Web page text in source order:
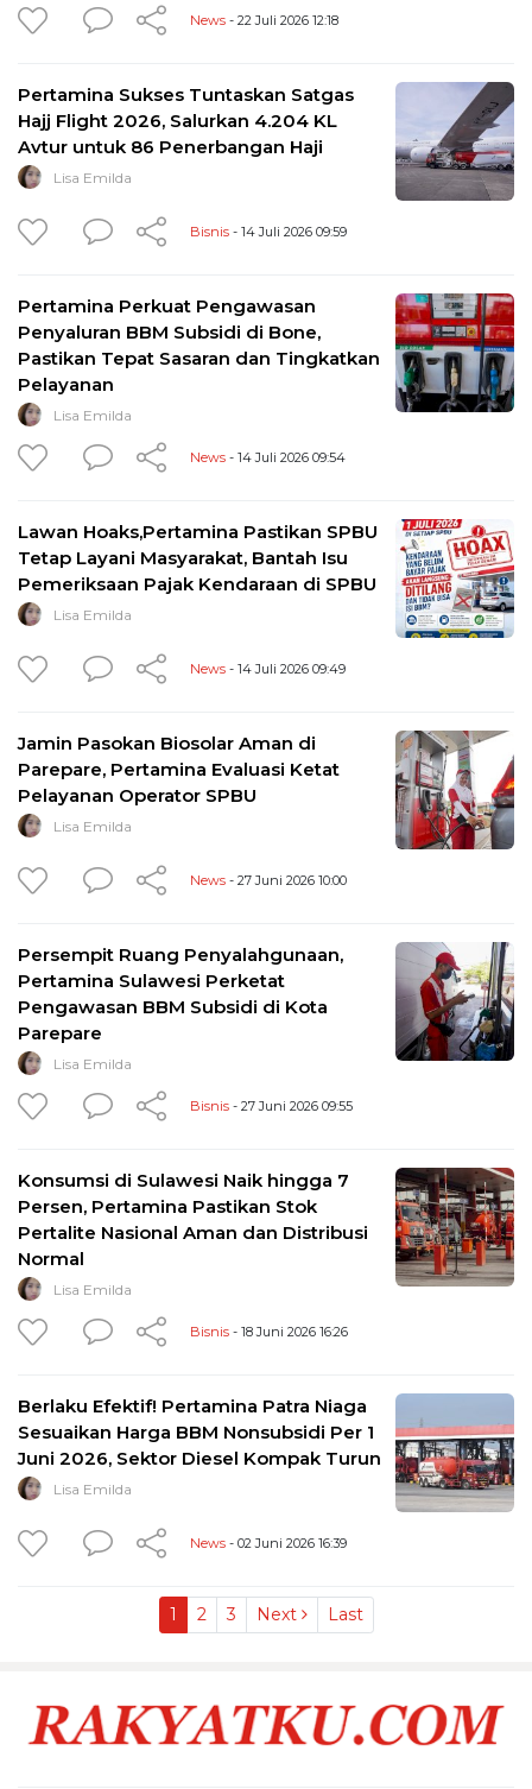
News - 22 Juli 2026 12:18
Pertamina Sukses Tuntaskan Satgas
Hajj Flight 2026, Salurkan 4.204 KL
Avtur untuk 86 Penerbangan Haji
Lisa Emilda
Bisnis - 14 Juli 2026 09:59
Pertamina Perkuat Pengawasan
Penyaluran BBM Subsidi di Bone,
Pastikan Tepat Sasaran dan Tingkatkan
Pelayanan
Lisa Emilda
News - 14 Juli 2026 09:54
Lawan Hoaks,Pertamina Pastikan SPBU
Tetap Layani Masyarakat, Bantah Isu
Pemeriksaan Pajak Kendaraan di SPBU
Lisa Emilda
News - 14 Juli 2026 09:49
Jamin Pasokan Biosolar Aman di
Parepare, Pertamina Evaluasi Ketat
Pelayanan Operator SPBU
Lisa Emilda
News - 27 Juni 2026 10:00
Persempit Ruang Penyalahgunaan,
Pertamina Sulawesi Perketat
Pengawasan BBM Subsidi di Kota
Parepare
Lisa Emilda
Bisnis - 27 Juni 2026 09:55
Konsumsi di Sulawesi Naik hingga 7
Persen, Pertamina Pastikan Stok
Pertalite Nasional Aman dan Distribusi
Normal
Lisa Emilda
Bisnis - 18 Juni 2026 16:26
Berlaku Efektif! Pertamina Patra Niaga
Sesuaikan Harga BBM Nonsubsidi Per 1
Juni 2026, Sektor Diesel Kompak Turun
Lisa Emilda
News - 02 Juni 2026 16:39
1 2 3 Next Last